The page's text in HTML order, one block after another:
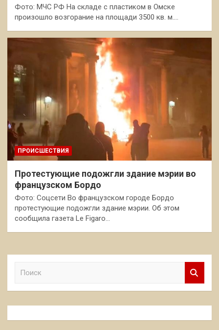
Фото: МЧС РФ На складе с пластиком в Омске
произошло возгорание на площади 3500 кв. м.…
ПРОИСШЕСТВИЯ
Протестующие подожгли здание мэрии во
французском Бордо
Фото: Соцсети Во французском городе Бордо
протестующие подожгли здание мэрии. Об этом
сообщила газета Le Figaro…
к